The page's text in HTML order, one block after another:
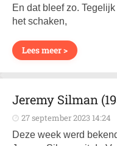
En dat bleef zo.
het schaken,
Lees meer >
Jeremy Silman
27 september 2023 14:24
Deze week werd